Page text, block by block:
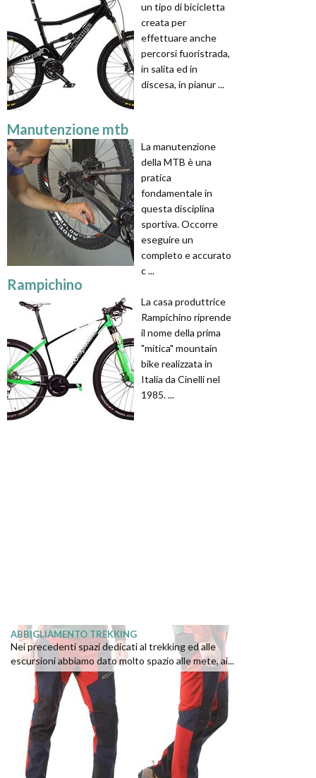
un tipo di bicicletta
creata per
effettuare anche
percorsi fuoristrada,
in salita ed in
discesa, in pianur ...
Manutenzione mtb
La manutenzione
della MTB è una
pratica
fondamentale in
questa disciplina
sportiva. Occorre
eseguire un
completo e accurato
c ...
Rampichino
La casa produttrice
Rampichino riprende
il nome della prima
"mitica" mountain
bike realizzata in
Italia da Cinelli nel
1985. ...
ABBIGLIAMENTO TREKKING
Nei precedenti spazi dedicati al trekking ed alle
escursioni abbiamo dato molto spazio alle mete, ai...